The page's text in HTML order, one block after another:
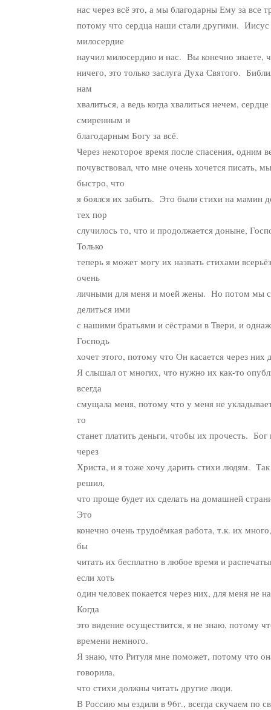
нас через всё это, а мы благодарны Ему за все
потому что сердца наши стали другими. Иисус
милосердие
научил милосердию и нас. Вы конечно знаете,
ничего, это только заслуга Духа Святого.
нам
хвалиться, а ведь когда хвалиться нечем,
смиренным и
благодарным Богу за всё.
Через некоторое время после спасения, одним
почувствовал, что мне очень хочется писать,
быстро, что
я боялся их забыть. Это были стихи на мамин
тех пор
случилось то, что и продолжается доныне,
Только
теперь я может могу их назвать стихами
очень
личными для меня и моей жены. Но потом мы
делиться ими
с нашими братьями и сёстрами в Твери, и
Господь
хочет этого, потому что Он касается через них
Я слышал от многих, что нужно их как-то
всегда
смущала меня, потому что у меня не
то
станет платить деньги, чтобы их прочесть.
через
Христа, и я тоже хочу дарить стихи людям. Так
решил,
что проще будет их сделать на домашней
Это
конечно очень трудоёмкая работа, т.к. их
бы
читать их бесплатно в любое время и
если хоть
один человек покается через них, для меня не
Когда
это видение осуществится, я не знаю, потому
времени немного.
Я знаю, что Ритуля мне поможет, потому что
говорила,
что стихи должны читать другие люди.
В Россию мы ездили в 96г., всегда скучаем по